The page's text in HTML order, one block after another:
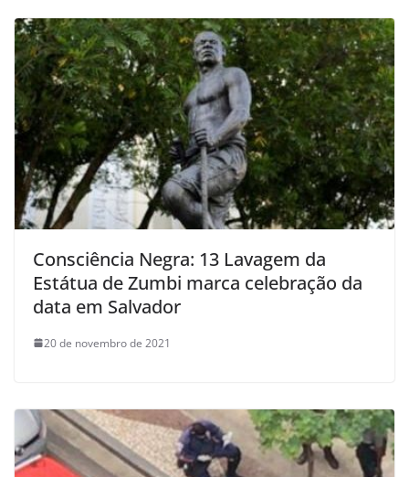
Consciência Negra: 13 Lavagem da
Estátua de Zumbi marca celebração da
data em Salvador
20 de novembro de 2021